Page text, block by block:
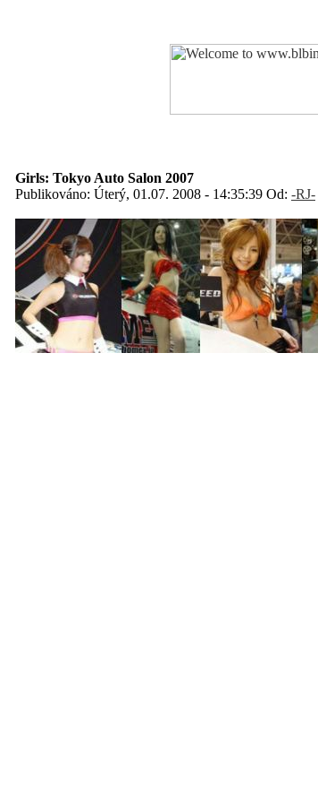
Girls: Tokyo Auto Salon 2007
Publikováno: Úterý, 01.07. 2008 - 14:35:39 Od: -RJ-